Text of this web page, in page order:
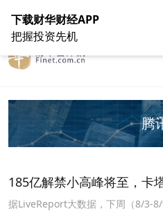
在线客服 关于我们
腾
185亿解禁小高峰将至，卡
了！
据LiveReport大数据，下周（8/3-
下载财华财经APP
把握投资先机